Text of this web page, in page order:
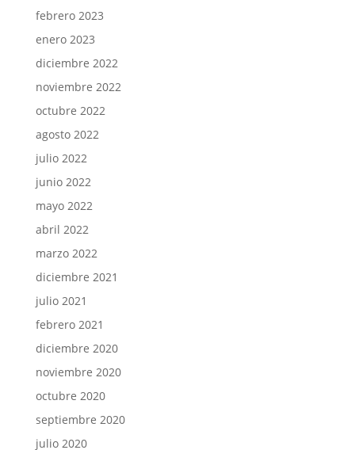
febrero 2023
enero 2023
diciembre 2022
noviembre 2022
octubre 2022
agosto 2022
julio 2022
junio 2022
mayo 2022
abril 2022
marzo 2022
diciembre 2021
julio 2021
febrero 2021
diciembre 2020
noviembre 2020
octubre 2020
septiembre 2020
julio 2020